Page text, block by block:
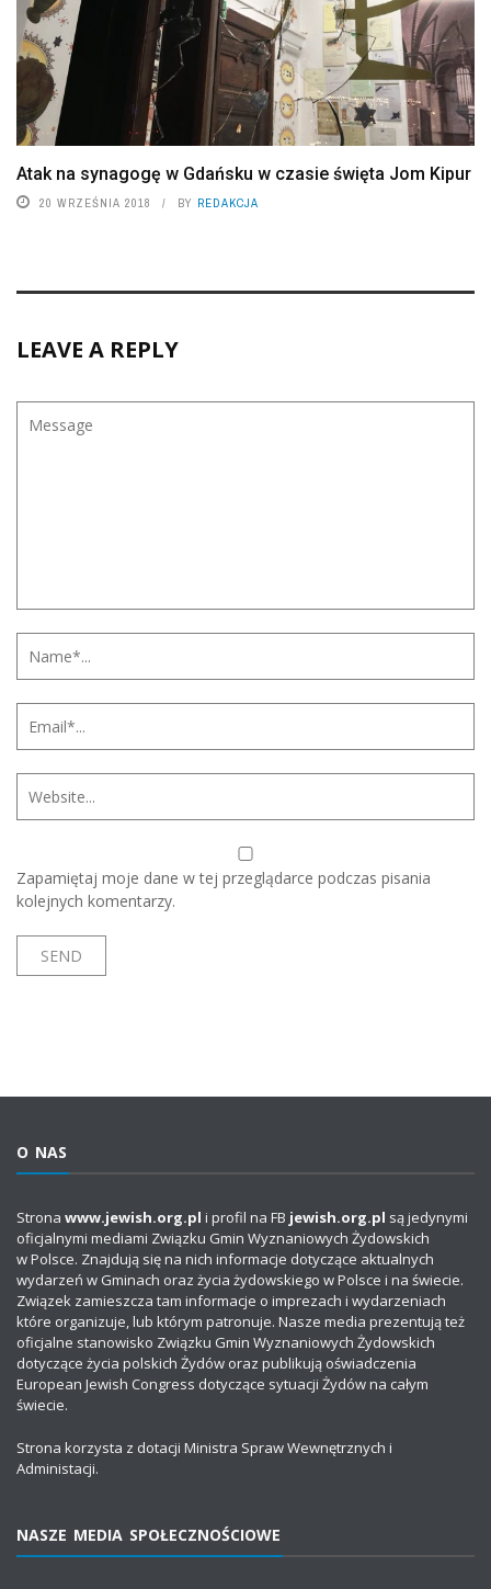
Atak na synagogę w Gdańsku w czasie święta Jom Kipur
20 WRZEŚNIA 2018 BY REDAKCJA
LEAVE A REPLY
Zapamiętaj moje dane w tej przeglądarce podczas pisania
kolejnych komentarzy.
O NAS
Strona www.jewish.org.pl i profil na FB jewish.org.pl są jedynymi
oficjalnymi mediami Związku Gmin Wyznaniowych Żydowskich
w Polsce. Znajdują się na nich informacje dotyczące aktualnych
wydarzeń w Gminach oraz życia żydowskiego w Polsce i na świecie.
Związek zamieszcza tam informacje o imprezach i wydarzeniach
które organizuje, lub którym patronuje. Nasze media prezentują też
oficjalne stanowisko Związku Gmin Wyznaniowych Żydowskich
dotyczące życia polskich Żydów oraz publikują oświadczenia
European Jewish Congress dotyczące sytuacji Żydów na całym
świecie.
Strona korzysta z dotacji Ministra Spraw Wewnętrznych i
Administacji.
NASZE MEDIA SPOŁECZNOŚCIOWE